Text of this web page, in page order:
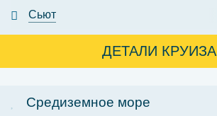
Сьют
ДЕТАЛИ КРУИЗА
Средиземное море